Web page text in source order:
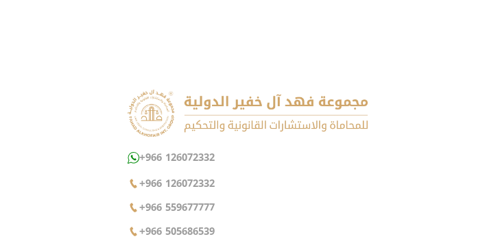
+966 126072332
+966 126072332
+966 559677777
+966 505686539